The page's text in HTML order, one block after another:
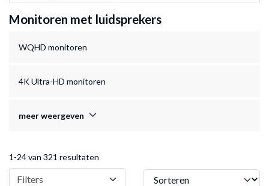
Monitoren met luidsprekers
WQHD monitoren
4K Ultra-HD monitoren
meer weergeven
1-24 van 321 resultaten
Filters Sorteren